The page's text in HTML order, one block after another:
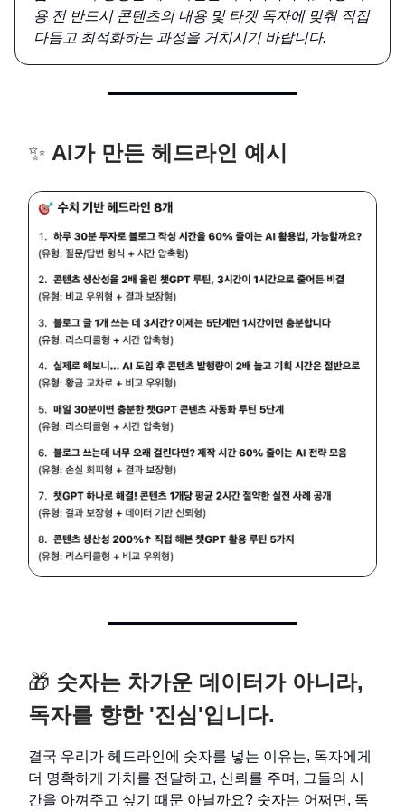
용 전 반드시 콘텐츠의 내용 및 타겟 독자에 맞춰 직접
다듬고 최적화하는 과정을 거치시기 바랍니다.
✨ AI가 만든 헤드라인 예시
🎁 숫자는 차가운 데이터가 아니라,
독자를 향한 '진심'입니다.
결국 우리가 헤드라인에 숫자를 넣는 이유는, 독자에게
더 명확하게 가치를 전달하고, 신뢰를 주며, 그들의 시
간을 아껴주고 싶기 때문 아닐까요? 숫자는 어쩌면, 독